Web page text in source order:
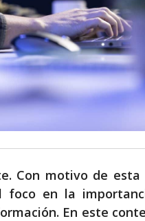
Con motivo de
foco en la
En este